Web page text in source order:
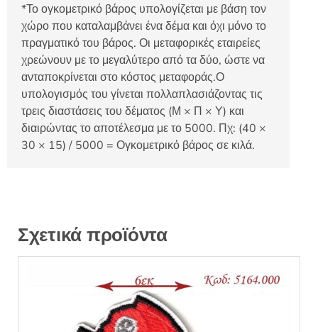
*Το ογκομετρικό βάρος υπολογίζεται με βάση τον
χώρο που καταλαμβάνει ένα δέμα και όχι μόνο το
πραγματικό του βάρος. Οι μεταφορικές εταιρείες
χρεώνουν με το μεγαλύτερο από τα δύο, ώστε να
ανταποκρίνεται στο κόστος μεταφοράς.Ο
υπολογισμός του γίνεται πολλαπλασιάζοντας τις
τρεις διαστάσεις του δέματος (Μ × Π × Υ) και
διαιρώντας το αποτέλεσμα με το 5000. Πχ: (40 ×
30 × 15) / 5000 = Ογκομετρικό βάρος σε κιλά.
Σχετικά προϊόντα